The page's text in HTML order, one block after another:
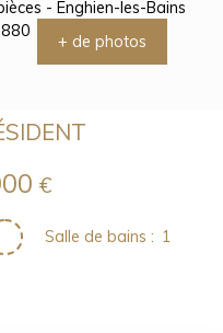
+ de photos
€
Salle de bains : 1